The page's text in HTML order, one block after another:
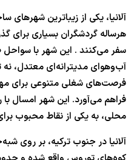
آلانیا، یکی از زیباترین شهرهای
هرساله گردشگران بسیاری برای
سفر می‌کنند . این شهر با سواحل
آب‌وهوای مدیترانه‌ای معتدل،
فرصت‌های شغلی متنوعی برای
فراهم می‌آورد. این شهر امسال
محلی، به یکی از نقاط محبوب
آلانیا در جنوب ترکیه، بر روی